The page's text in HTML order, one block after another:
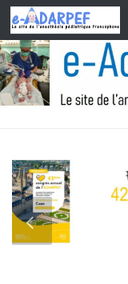
Skip to content